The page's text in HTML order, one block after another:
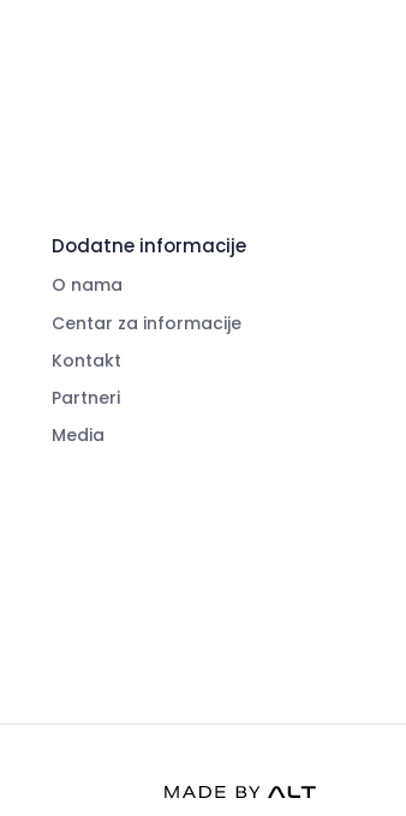
Dodatne informacije
O nama
Centar za informacije
Kontakt
Partneri
Media